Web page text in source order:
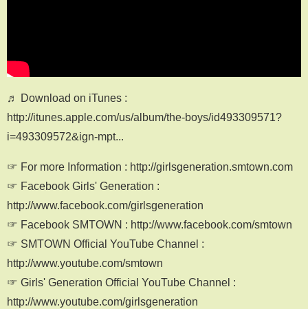
♬ Download on iTunes :
http://itunes.apple.com/us/album/the-boys/id493309571?
i=493309572&ign-mpt...
☞ For more Information : http://girlsgeneration.smtown.com
☞ Facebook Girls' Generation :
http://www.facebook.com/girlsgeneration
☞ Facebook SMTOWN : http://www.facebook.com/smtown
☞ SMTOWN Official YouTube Channel :
http://www.youtube.com/smtown
☞ Girls' Generation Official YouTube Channel :
http://www.youtube.com/girlsgeneration